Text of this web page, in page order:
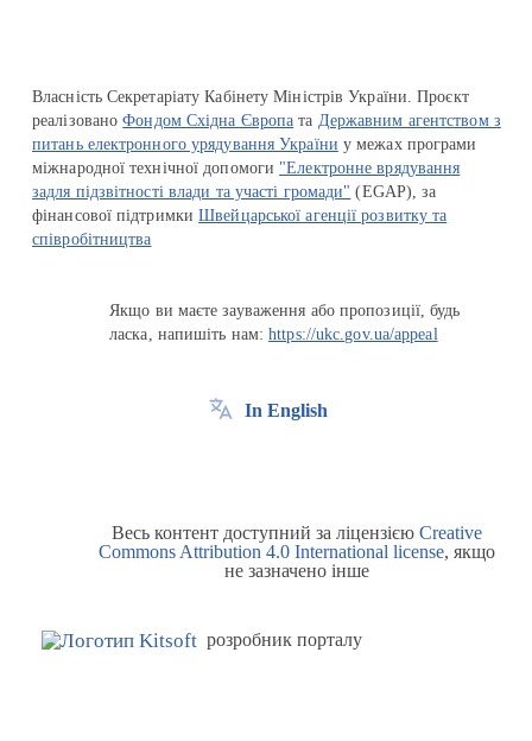
Власність Секретаріату Кабінету Міністрів України. Проєкт
реалізованоФондом Східна Європа та Державним агентством з
питань електронного урядування України у межах програми
міжнародної технічної допомоги "Електронне врядування
задля підзвітності влади та участі громади" (EGAP), за
фінансової підтримкиШвейцарської агенції розвитку та
співробітництва
Якщо ви маєте зауваження або пропозиції, будь
ласка, напишіть нам:https://ukc.gov.ua/appeal
In English
Весь контент доступний за ліцензією Creative
Commons Attribution 4.0 International license, якщо
не зазначено інше
розробник порталу